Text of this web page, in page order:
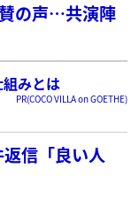
の声…共演陣
みとは
PR(COCO VILLA on GOETHE)
信「良い人